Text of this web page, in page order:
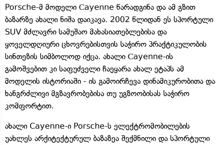
Porsche-მ მოდელი Сayenne წარადგინა და ამ გზით
ბაზარზე ახალი ნიშა დაიკავა. 2002 წლიდან ეს სპორტული
SUV მძლავრი სამუშაო მახასიათებლებისა და
ყოველდღიური ცხოვრებისთვის საჭირო პრაქტიკულობის
სინთეზის სიმბოლოდ იქცა. ახალი Сayenne-ის
გამოშვებით კი საფუძველი ჩაეყარა ახალ ეტაპს ამ
მოდელის ისტორიაში - ის გამოირჩევა დინამიკურობითა და
ხანგრძლივი მგზავრობებისა თუ უგზოობისას საჭირო
კომფორტით.
ახალი Cayenne-ი Porsche-ს ელექტრომობილების
უახლეს არქიტექტურულ ბაზაზეა შექმნილი და სპორტული